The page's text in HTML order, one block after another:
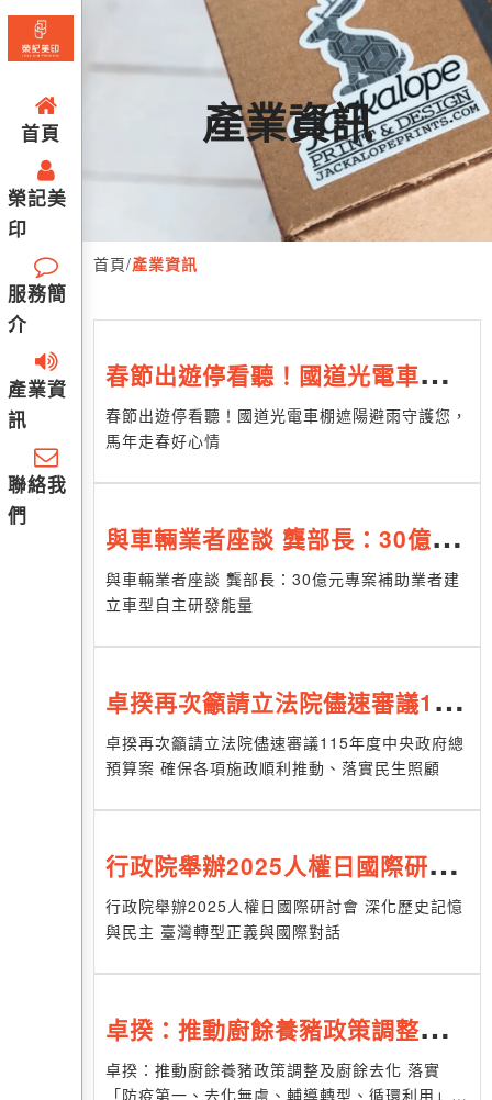
首頁
榮記美
印
服務簡
介
產業資
訊
聯絡我
們
產業資訊
首頁/產業資訊
春節出遊停看聽！國道光電車棚遮
陽避雨守護您，馬年走春好心情
春節出遊停看聽！國道光電車棚遮陽避雨守護您，
馬年走春好心情
與車輛業者座談 龔部長：30億元
專案補助業者建立車型自主研發能
與車輛業者座談 龔部長：30億元專案補助業者建
立車型自主研發能量
卓揆再次籲請立法院儘速審議115
年度中央政府總預算案 確保各項
卓揆再次籲請立法院儘速審議115年度中央政府總
預算案 確保各項施政順利推動、落實民生照顧
行政院舉辦2025人權日國際研討
會 深化歷史記憶與民主 臺灣轉型
行政院舉辦2025人權日國際研討會 深化歷史記憶
與民主 臺灣轉型正義與國際對話
卓揆：推動廚餘養豬政策調整及廚
餘去化 落實「防疫第一、去化無
卓揆：推動廚餘養豬政策調整及廚餘去化 落實
「防疫第一、去化無虞、輔導轉型、循環利用」目